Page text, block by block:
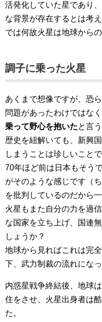
活発化していた星であり
な背景が存在するとは考え
では何故火星は地球から
調子に乗った火星
あくまで想像ですが、恐
問題があったわけではなく
乗って野心を抱いたと言
歴史を紐解いても、新興
しまうことは珍しいこと
70年ほど前は日本もそう
がそのような感じです（
を批判しているのだから
火星もまた自分の力を過
な国家を立ち上げ、国連
しょうか？
地球から見ればこれは完
下、武力制裁の流れにな
内惑星戦争終結後、地球
住をさせ、火星出身者は
た。